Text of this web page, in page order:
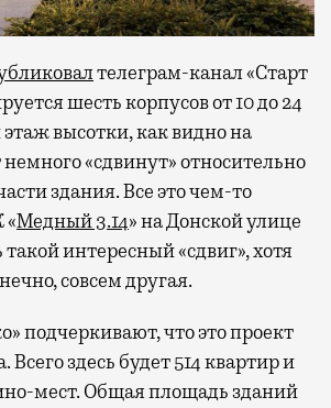
телеграм-канал «Старт
шесть корпусов от 10 до 24
высотки, как видно на
«сдвинут» относительно
здания. Все это чем-то
Медный 3.14» на Донской улице
интересный «сдвиг», хотя
совсем другая.
подчеркивают, что это проект
здесь будет 514 квартир и
мест. Общая площадь зданий